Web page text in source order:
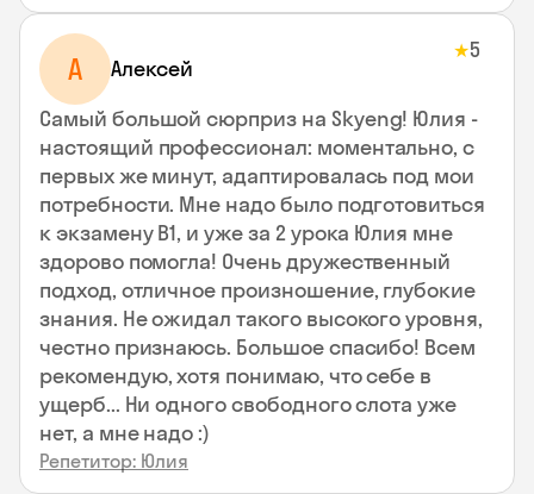
А Алексей
★5
Самый большой сюрприз на Skyeng! Юлия -
настоящий профессионал: моментально, с
первых же минут, адаптировалась под мои
потребности. Мне надо было подготовиться
к экзамену В1, и уже за 2 урока Юлия мне
здорово помогла! Очень дружественный
подход, отличное произношение, глубокие
знания. Не ожидал такого высокого уровня,
честно признаюсь. Большое спасибо! Всем
рекомендую, хотя понимаю, что себе в
ущерб... Ни одного свободного слота уже
нет, а мне надо :)
Репетитор: Юлия